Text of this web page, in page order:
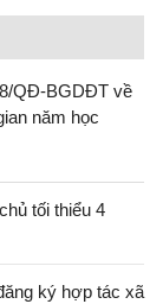
QĐ-BGDĐT về
năm học
tối thiểu 4
ký hợp tác xã